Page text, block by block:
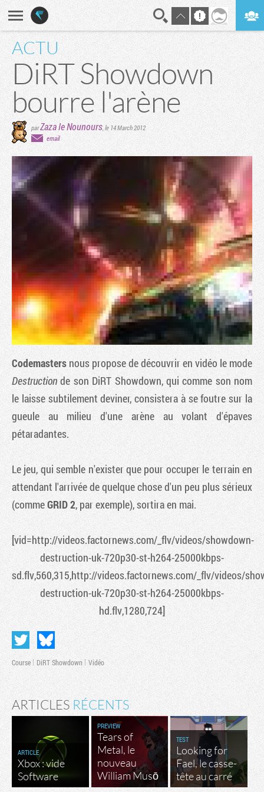
ACTU
DiRT Showdown
bourre l'arène
parZaza le Nounours,le 14 March 2012
email
Codemasters nous propose de découvrir en vidéo le mode
Destruction de son DiRT Showdown, qui comme son nom
le laisse subtilement deviner, consistera à se foutre sur la
gueule au milieu d'une arène au volant d'épaves
pétaradantes.
Le jeu, qui semble n'exister que pour occuper le terrain en
attendant l'arrivée de quelque chose d'un peu plus sérieux
(commeGRID 2, par exemple), sortira en mai.
[vid=http://videos.factornews.com/_flv/videos/showdown-
destruction-uk-720p30-st-h264-25000kbps-
sd.flv,560,315,http://videos.factornews.com/_flv/videos/
destruction-uk-720p30-st-h264-25000kbps-
hd.flv,1280,724]
Course DiRT Showdown Vidéo
ARTICLES RÉCENTS
ARTICLE
Xbox : vide
Software
PREVIEW
Tears of
Metal, le
nouveau
William Musō
TEST
Looking for
Fael, le casse-
tête au carré